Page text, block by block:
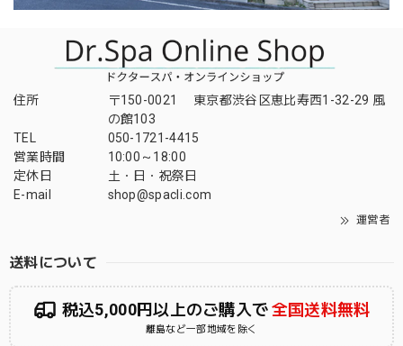
住所
〒150-0021 東京都渋谷区恵比寿西1-32-29 風
の館103
TEL
050-1721-4415
営業時間
10:00～18:00
定休日
土・日・祝祭日
E-mail
shop@spacli.com
運営者
送料について
税込5,000円以上のご購入で全国送料無料
離島など一部地域を除く